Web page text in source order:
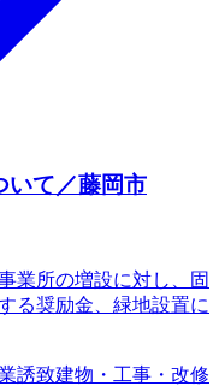
いて／藤岡市
業所の増設に対し、固
る奨励金、緑地設置に
誘致建物・工事・改修